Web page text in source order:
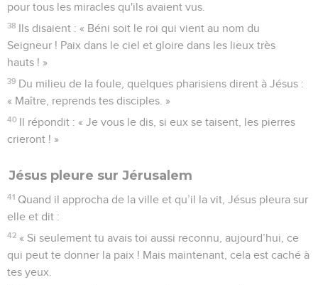
pour tous les miracles qu'ils avaient vus.
38 Ils disaient : « Béni soit le roi qui vient au nom du
Seigneur ! Paix dans le ciel et gloire dans les lieux très
hauts ! »
39 Du milieu de la foule, quelques pharisiens dirent à Jésus :
« Maître, reprends tes disciples. »
40 Il répondit : « Je vous le dis, si eux se taisent, les pierres
crieront ! »
Jésus pleure sur Jérusalem
41 Quand il approcha de la ville et qu’il la vit, Jésus pleura sur
elle et dit :
42 « Si seulement tu avais toi aussi reconnu, aujourd’hui, ce
qui peut te donner la paix ! Mais maintenant, cela est caché à
tes yeux.